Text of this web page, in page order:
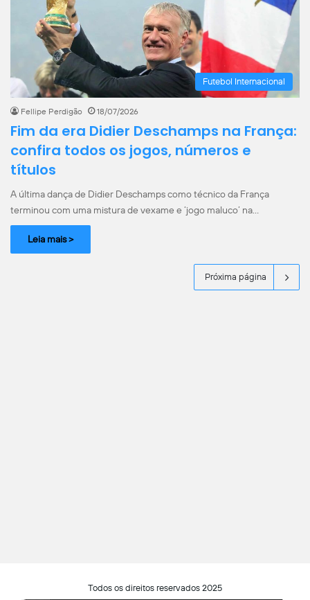
Futebol Internacional
Fellipe Perdigão 18/07/2026
Fim da era Didier Deschamps na França:
confira todos os jogos, números e
títulos
A última dança de Didier Deschamps como técnico da França
terminou com uma mistura de vexame e ‘jogo maluco’ na…
Leia mais >
Próxima página
Todos os direitos reservados 2025